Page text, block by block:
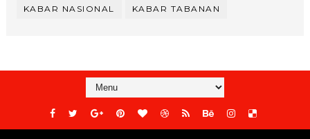
KABAR NASIONAL KABAR TABANAN